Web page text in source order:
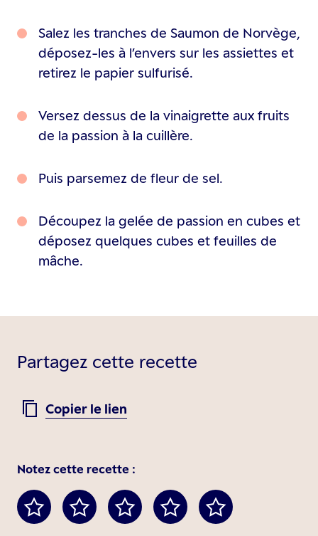
Salez les tranches de Saumon de Norvège,
déposez-les à l’envers sur les assiettes et
retirez le papier sulfurisé.
Versez dessus de la vinaigrette aux fruits
de la passion à la cuillère.
Puis parsemez de fleur de sel.
Découpez la gelée de passion en cubes et
déposez quelques cubes et feuilles de
mâche.
Partagez cette recette
Copier le lien
Notez cette recette :